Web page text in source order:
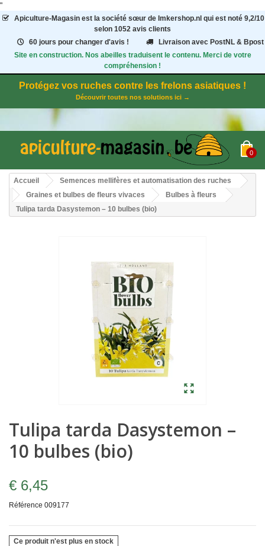
"
Apiculture-Magasinest la société sœur de Imkershop.nl qui est noté 9,2/10
selon 1052 avis clients
60 jours pour changer d'avis !
Livraison avec PostNL & Bpost
Site en construction. Nos abeilles traduisent le contenu. Merci de votre
compréhension !
Protégez vos ruches contre les frelons asiatiques !
Découvrir toutes nos solutions ici →
0
Accueil
Semences mellifères et automatisation des ruches
Graines et bulbes de fleurs vivaces
Bulbes à fleurs
Tulipa tarda Dasystemon – 10 bulbes (bio)
Tulipa tarda Dasystemon –
10 bulbes (bio)
€ 6,45
Référence 009177
Ce produit n'est plus en stock